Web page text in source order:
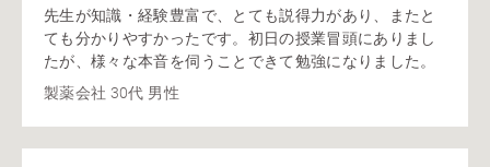
先生が知識・経験豊富で、とても説得力があり、またと
ても分かりやすかったです。初日の授業冒頭にありまし
たが、様々な本音を伺うことできて勉強になりました。
製薬会社 30代 男性